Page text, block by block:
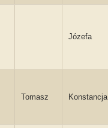
Józefa
Tomasz Konstancja